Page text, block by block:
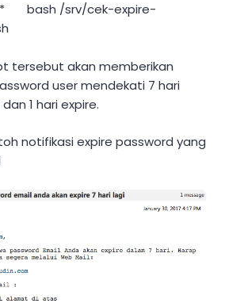
/srv/cek-expire-
tersebut akan memberikan
user mendekati 7 hari
1 hari expire.
notifikasi expire password yang